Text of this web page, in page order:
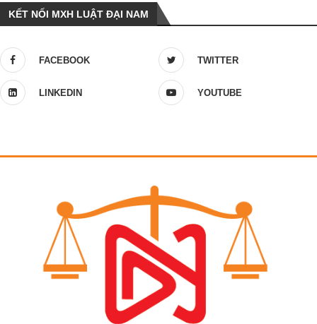
KẾT NỐI MXH LUẬT ĐẠI NAM
FACEBOOK TWITTER
LINKEDIN YOUTUBE